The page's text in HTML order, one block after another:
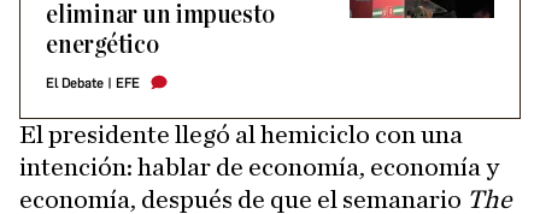
eliminar un impuesto
energético
El Debate | EFE
El presidente llegó al hemiciclo con una
intención: hablar de economía, economía y
economía, después de que el semanario The